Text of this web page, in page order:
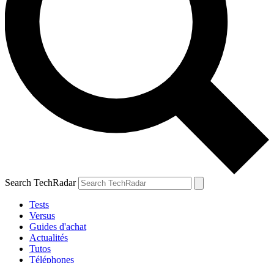
Search TechRadar
Tests
Versus
Guides d'achat
Actualités
Tutos
Téléphones